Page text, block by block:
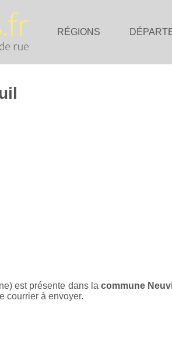
RÉGIONS
est présente dans la commune
courrier à envoyer.